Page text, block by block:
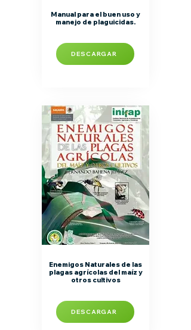
Manual para el buen uso y
manejo de plaguicidas.
DESCARGAR
Enemigos Naturales de las
plagas agrícolas del maíz y
otros cultivos
DESCARGAR